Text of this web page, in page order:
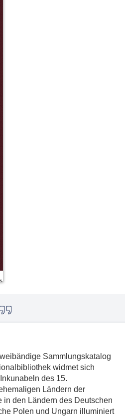
Sammlungskatalog
widmet sich
des 15.
Ländern der
in den Ländern des Deutschen
Polen und Ungarn illuminiert